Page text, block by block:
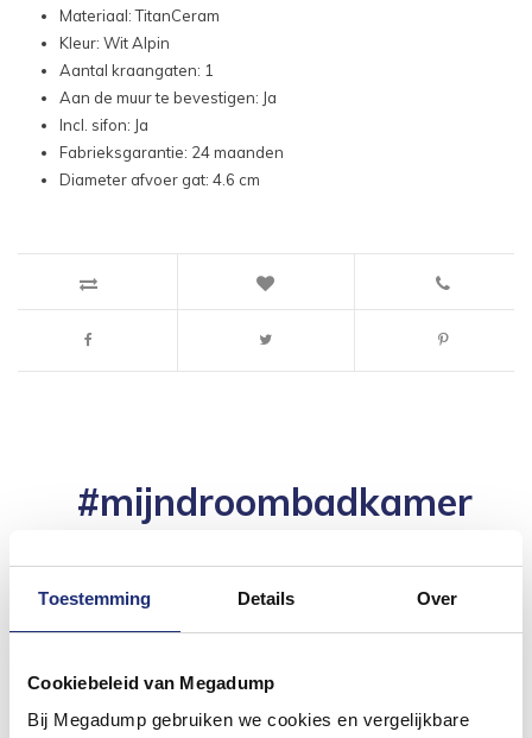
Toestemming Details Over
Cookiebeleid van Megadump
Bij Megadump gebruiken we cookies en vergelijkbare
Materiaal: TitanCeram
Kleur: Wit Alpin
Aantal kraangaten: 1
Aan de muur te bevestigen: Ja
Incl. sifon: Ja
Fabrieksgarantie: 24 maanden
Diameter afvoer gat: 4.6 cm
#mijndroombadkamer
badkamer op Instagram met #mijndroombadkamer
inspirerende omgeving vol met unieke